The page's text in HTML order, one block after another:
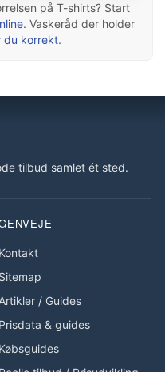
på T-shirts? Start
. Vaskeråd der holder
du korrekt.
tilbud samlet ét sted.
Kontakt
Sitemap
Artikler / Guides
Prisdata & guides
Købsguides